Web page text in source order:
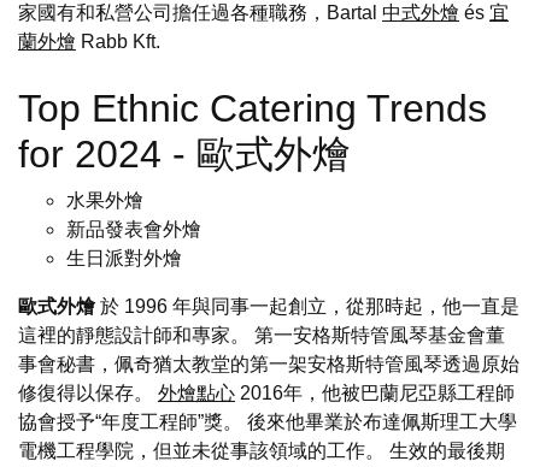
家國有和私營公司擔任過各種職務，Bartal 中式外燴 és 宜
蘭外燴 Rabb Kft.
Top Ethnic Catering Trends
for 2024 - 歐式外燴
水果外燴
新品發表會外燴
生日派對外燴
歐式外燴於 1996 年與同事一起創立，從那時起，他一直是
這裡的靜態設計師和專家。 第一安格斯特管風琴基金會董
事會秘書，佩奇猶太教堂的第一架安格斯特管風琴透過原始
修復得以保存。 外燴點心 2016年，他被巴蘭尼亞縣工程師
協會授予“年度工程師”獎。 後來他畢業於布達佩斯理工大學
電機工程學院，但並未從事該領域的工作。 生效的最後期